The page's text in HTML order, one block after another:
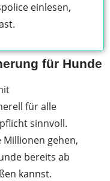
einlesen,
für Hunde
für alle
sinnvoll.
Millionen gehen,
bereits ab
kannst.